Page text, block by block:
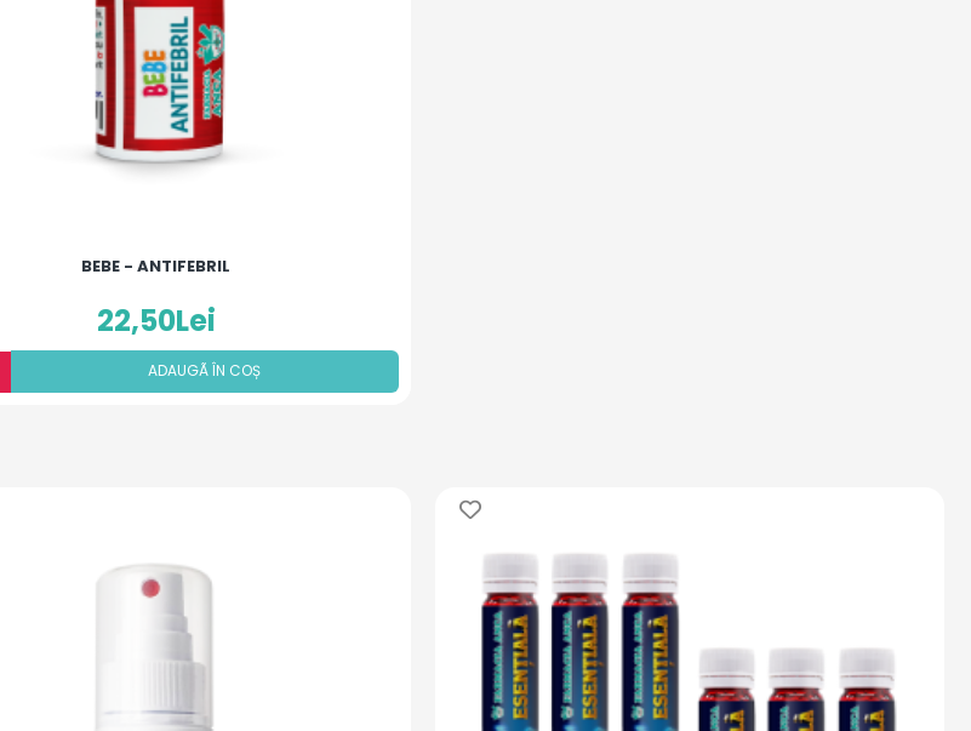
BEBE - ANTIFEBRIL
22,50Lei
ADAUGÃ ÎN COȘ